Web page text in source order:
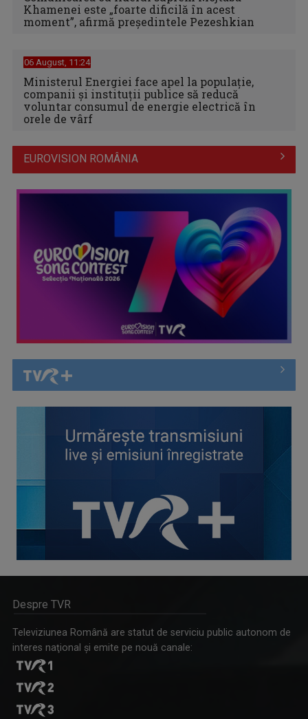
Khamenei este „foarte dificilă în acest
moment”, afirmă preşedintele Pezeshkian
06 August, 11:24
Ministerul Energiei face apel la populație,
companii și instituții publice să reducă
voluntar consumul de energie electrică în
orele de vârf
EUROVISION ROMÂNIA
Despre TVR
Televiziunea Română are statut de serviciu public autonom de
interes naţional şi emite pe nouă canale: